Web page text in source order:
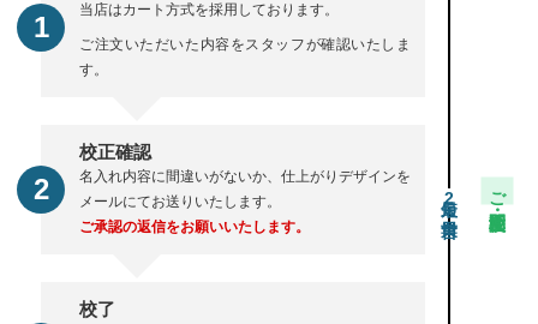
当店はカート方式を採用しております。
ご注文いただいた内容をスタッフが確認いたしま
す。
校正確認
名入れ内容に間違いがないか、仕上がりデザインを
メールにてお送りいたします。
ご承認の返信をお願いいたします。
校了
2 ご注文・校正期間